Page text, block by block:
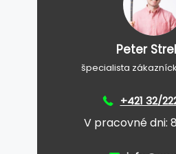
Peter
špecialista
+421 32/
V pracovné dni: